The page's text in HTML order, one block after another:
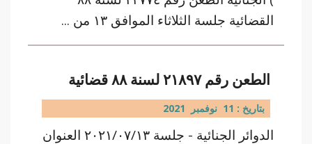
القضائية جلسة الثلاثاء الموافق ١٣ من ...
الطعن رقم ٢١٨٩٧ لسنة ٨٨ قضائية
بتاريخ : 11 نوفمبر 2021
الدوائر الجنائية - جلسة ٢٠٢١/٠٧/١٣ العنوان